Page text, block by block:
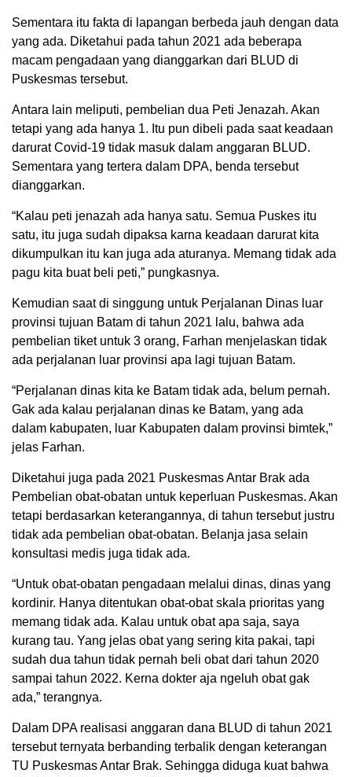
Sementara itu fakta di lapangan berbeda jauh dengan data
yang ada. Diketahui pada tahun 2021 ada beberapa
macam pengadaan yang dianggarkan dari BLUD di
Puskesmas tersebut.
Antara lain meliputi, pembelian dua Peti Jenazah. Akan
tetapi yang ada hanya 1. Itu pun dibeli pada saat keadaan
darurat Covid-19 tidak masuk dalam anggaran BLUD.
Sementara yang tertera dalam DPA, benda tersebut
dianggarkan.
“Kalau peti jenazah ada hanya satu. Semua Puskes itu
satu, itu juga sudah dipaksa karna keadaan darurat kita
dikumpulkan itu kan juga ada aturanya. Memang tidak ada
pagu kita buat beli peti,” pungkasnya.
Kemudian saat di singgung untuk Perjalanan Dinas luar
provinsi tujuan Batam di tahun 2021 lalu, bahwa ada
pembelian tiket untuk 3 orang, Farhan menjelaskan tidak
ada perjalanan luar provinsi apa lagi tujuan Batam.
“Perjalanan dinas kita ke Batam tidak ada, belum pernah.
Gak ada kalau perjalanan dinas ke Batam, yang ada
dalam kabupaten, luar Kabupaten dalam provinsi bimtek,”
jelas Farhan.
Diketahui juga pada 2021 Puskesmas Antar Brak ada
Pembelian obat-obatan untuk keperluan Puskesmas. Akan
tetapi berdasarkan keterangannya, di tahun tersebut justru
tidak ada pembelian obat-obatan. Belanja jasa selain
konsultasi medis juga tidak ada.
“Untuk obat-obatan pengadaan melalui dinas, dinas yang
kordinir. Hanya ditentukan obat-obat skala prioritas yang
memang tidak ada. Kalau untuk obat apa saja, saya
kurang tau. Yang jelas obat yang sering kita pakai, tapi
sudah dua tahun tidak pernah beli obat dari tahun 2020
sampai tahun 2022. Kerna dokter aja ngeluh obat gak
ada,” terangnya.
Dalam DPA realisasi anggaran dana BLUD di tahun 2021
tersebut ternyata berbanding terbalik dengan keterangan
TU Puskesmas Antar Brak. Sehingga diduga kuat bahwa